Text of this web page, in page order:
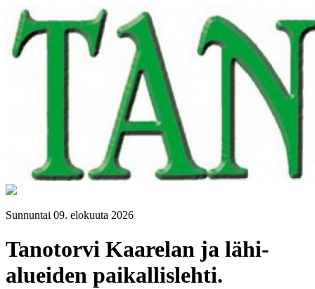
Sunnuntai 09. elokuuta 2026
Tanotorvi Kaarelan ja lähi-
alueiden paikallislehti.